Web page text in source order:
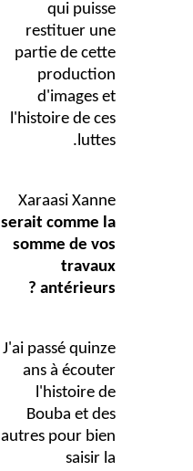
qui puisse
restituer une
partie de cette
production
d'images et
l'histoire de ces
luttes.
Xaraasi Xanne
serait comme la
somme de vos
travaux
antérieurs ?
J'ai passé quinze
ans à écouter
l'histoire de
Bouba et des
autres pour bien
saisir la